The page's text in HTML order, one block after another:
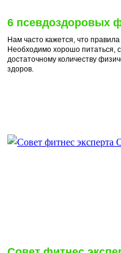
6 псевдоздоровых
Нам часто кажется, что
Необходимо хорошо питаться,
достаточному количеству
здоров.